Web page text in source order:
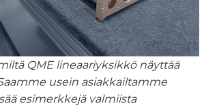
QME lineaariyksikkö näyttää
usein asiakkailtamme
esimerkkejä valmiista